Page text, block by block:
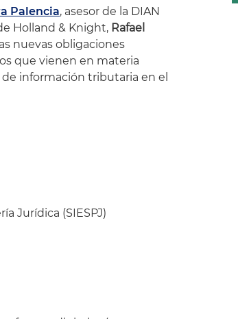
Palencia, asesor de la DIAN
Holland & Knight, Rafael
nuevas obligaciones
que vienen en materia
información tributaria en el
Jurídica (SIESPJ)